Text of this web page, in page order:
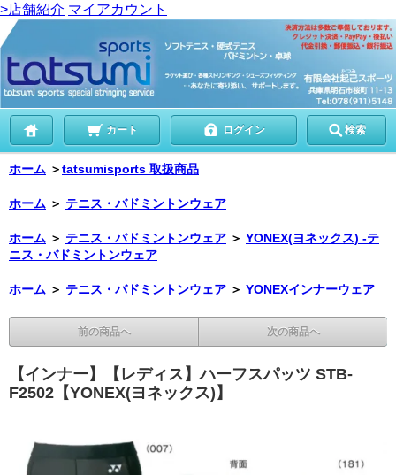
>店舗紹介 マイアカウント
カート ログイン 検索
ホーム ＞tatsumisports 取扱商品
ホーム ＞ テニス・バドミントンウェア
ホーム ＞ テニス・バドミントンウェア ＞ YONEX(ヨネックス) -テ
ニス・バドミントンウェア
ホーム ＞ テニス・バドミントンウェア ＞ YONEXインナーウェア
前の商品へ 次の商品へ
【インナー】【レディス】ハーフスパッツ STB-
F2502【YONEX(ヨネックス)】